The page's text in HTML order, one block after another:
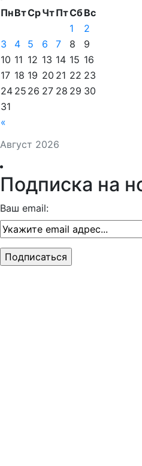
Август 2026
ПнВтСрЧтПтСбВс
«
1
2
3
4 5 6 7 8
9
10 11 12 13 14 15 16
17 18 19 20 21 22 23
24 25 26 27 28 29 30
31
Подписка на
Ваш email: